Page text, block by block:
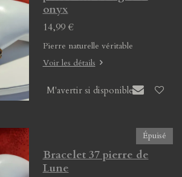
onyx
14,99 €
Pierre naturelle véritable
Voir les détails
M'avertir si disponible
Épuisé
Bracelet 37 pierre de
Lune